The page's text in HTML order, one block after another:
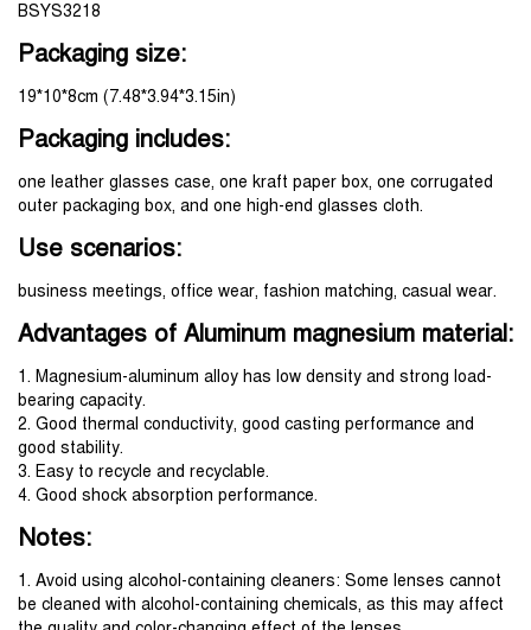
BSYS3218
Packaging size:
19*10*8cm (7.48*3.94*3.15in)
Packaging includes:
one leather glasses case, one kraft paper box, one corrugated
outer packaging box, and one high-end glasses cloth.
Use scenarios:
business meetings, office wear, fashion matching, casual wear.
Advantages of Aluminum magnesium material:
1. Magnesium-aluminum alloy has low density and strong load-
bearing capacity.
2. Good thermal conductivity, good casting performance and
good stability.
3. Easy to recycle and recyclable.
4. Good shock absorption performance.
Notes:
1. Avoid using alcohol-containing cleaners: Some lenses cannot
be cleaned with alcohol-containing chemicals, as this may affect